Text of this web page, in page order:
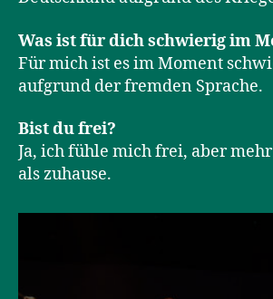
Was ist für dich schwierig im
Für mich ist es im Moment
aufgrund der fremden Sprache.
Bist du frei?
Ja, ich fühle mich frei, aber
als zuhause.